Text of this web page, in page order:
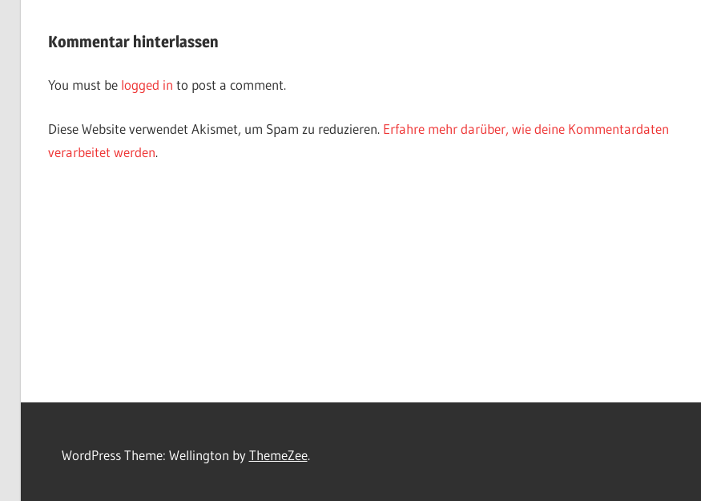
navigation
Kommentar hinterlassen
You must be logged in to post a comment.
Diese Website verwendet Akismet, um Spam zu reduzieren. Erfahre mehr darüber, wie deine Kommentardaten
verarbeitet werden.
WordPress Theme: Wellington byThemeZee.